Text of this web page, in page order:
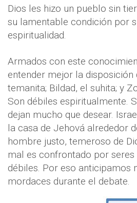
Dios les hizo un pueblo sin
su lamentable condición por
espiritualidad.
Armados con este
entender mejor la disposición
temanita; Bildad, el suhita; y
Son débiles espiritualmente.
dejan mucho que desear.
la casa de Jehová alrededor
hombre justo, temeroso de
mal es confrontado por
débiles. Por eso anticipamos
mordaces durante el debate.